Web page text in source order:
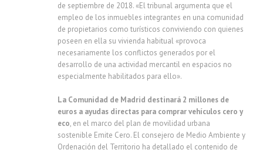
de septiembre de 2018. «El tribunal argumenta que el
empleo de los inmuebles integrantes en una comunidad
de propietarios como turísticos conviviendo con quienes
poseen en ella su vivienda habitual «provoca
necesariamente los conflictos generados por el
desarrollo de una actividad mercantil en espacios no
especialmente habilitados para ello».
La Comunidad de Madrid destinará 2 millones de
euros a ayudas directas para comprar vehículos cero y
eco, en el marco del plan de movilidad urbana
sostenible Emite Cero. El consejero de Medio Ambiente y
Ordenación del Territorio ha detallado el contenido de